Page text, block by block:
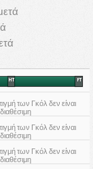
HT FT
των Γκόλ δεν είναι
διαθέσιμη
των Γκόλ δεν είναι
διαθέσιμη
των Γκόλ δεν είναι
διαθέσιμη